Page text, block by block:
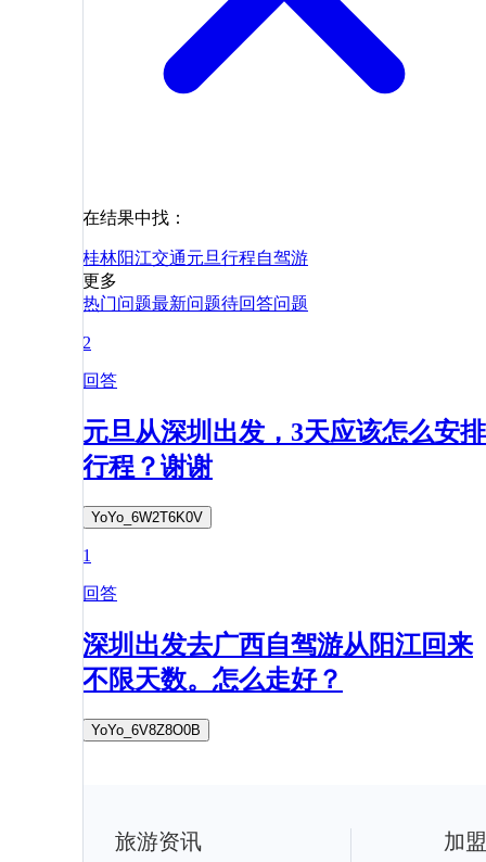
在结果中找：
桂林阳江交通元旦行程自驾游
更多
热门问题最新问题待回答问题
2
回答
元旦从深圳出发，3天应该怎么安排
行程？谢谢
YoYo_6W2T6K0V
1
回答
深圳出发去广西自驾游从阳江回来
不限天数。怎么走好？
YoYo_6V8Z8O0B
旅游资讯 加